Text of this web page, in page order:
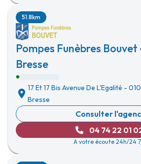
Pompes Funèbres
Bresse
51.8km
17 Et 17 Bis Avenue De L'Egalité -
Bresse
Consulter
04 74 22 01
A votre écoute 24h/24